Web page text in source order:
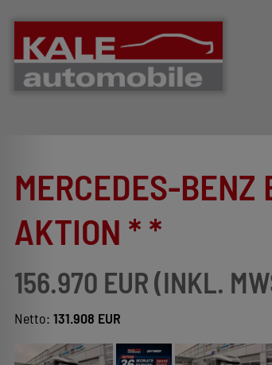
MERCEDES-
AKTION * *
156.970 EUR (INKL.
Netto: 131.908 EUR